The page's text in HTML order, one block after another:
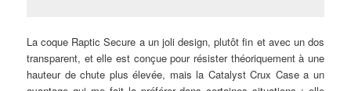
La coque Raptic Secure a un joli design, plutôt fin et avec un dos
transparent, et elle est conçue pour résister théoriquement à une
hauteur de chute plus élevée, mais la Catalyst Crux Case a un